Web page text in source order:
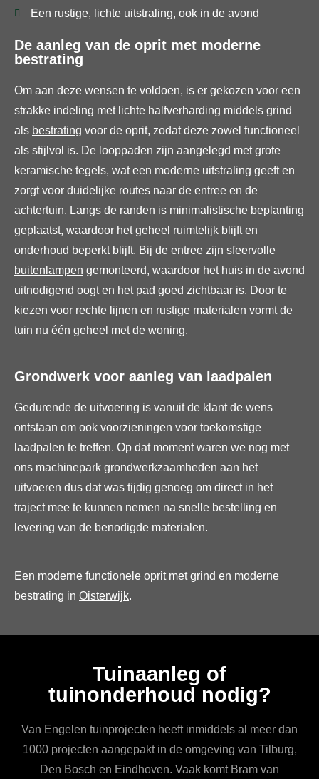
Een rustige, lichte uitstraling, ook in de avond
De aanleg van de oprit met moderne
bestrating
Om aan deze wensen te voldoen, is er gekozen voor een
strakke indeling met lichte halfverharding middels grind
als bestrating voor de oprit, zodat deze zowel functioneel
als stijlvol is. De looppaden zijn aangelegd met grote
keramische tegels, wat een moderne uitstraling geeft en
zorgt voor duidelijke routes naar de entree en de
achtertuin. Langs de randen is minimalistische beplanting
geplaatst, waardoor het geheel ruimtelijk blijft en
onderhoud beperkt blijft. Bij de entree zijn sfeervolle
buitenlampen gemonteerd, waardoor het huis in de avond
uitnodigend oogt en het pad goed zichtbaar is. Door te
kiezen voor rechte lijnen en rustige materialen vormt de
tuin nu één geheel met de woning.
Grondwerk voor aanleg van laadpalen
Gedurende de uitvoering is vanuit de klant de wens
ontstaan om ook voorzieningen voor toekomstige
laadpalen te treffen. Op dat moment waren we nog met
ons machinepark grondwerkzaamheden aan het
uitvoeren dus dat was tijdig genoeg om direct in het
traject mee te kunnen nemen na snelle bestelling en
levering van de benodigde materialen.
Een moderne functionele oprit met grind en moderne
bestrating in Oisterwijk.
Tuinaanleg of
tuinonderhoud nodig?
Van Engelen tuinprojecten heeft inmiddels al meer dan
1000 projecten aangepakt in de omgeving van Tilburg,
Den Bosch en Eindhoven. Vaak komt Bram van